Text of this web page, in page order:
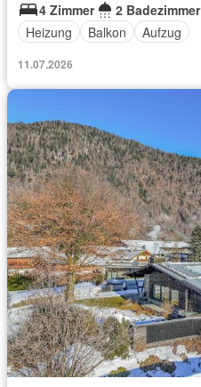
4 Zimmer
2 Badezimmer
Heizung
Balkon Aufzug
11.07.2026